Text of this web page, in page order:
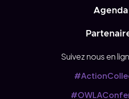
Agenda
Suivez nous en